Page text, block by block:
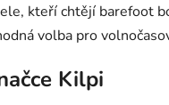
kteří chtějí barefoot
volba pro
Kilpi